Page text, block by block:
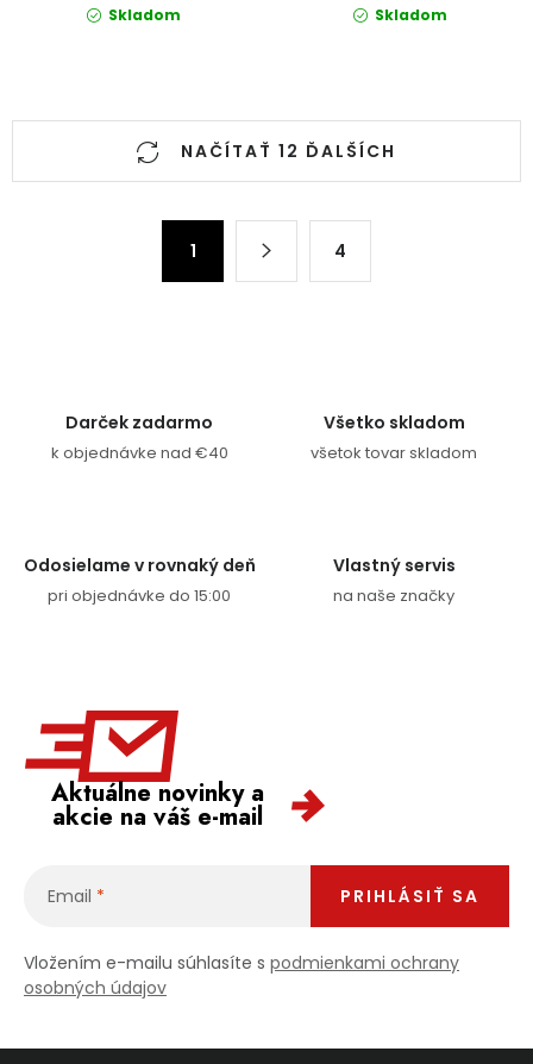
Skladom Skladom
Ovládacie prvky výpisuNAČÍTAŤ 12 ĎALŠÍCH
1 4
Darček zadarmo
k objednávke nad €40
Všetko skladom
všetok tovar skladom
Odosielame v rovnaký deň
pri objednávke do 15:00
Vlastný servis
na naše značky
Aktuálne novinky a
akcie na váš e-mail
Email
Vložením e-mailu súhlasíte s podmienkami ochrany
osobných údajov
PRIHLÁSIŤ SA